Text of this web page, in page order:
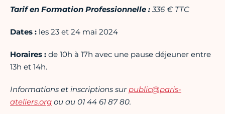
Tarif en Formation Professionnelle :336 € TTC
Dates : les 23 et 24 mai 2024
Horaires : de 10h à 17h avec une pause déjeuner entre
13h et 14h.
Informations et inscriptions surpublic@paris-
ateliers.org ou au 01 44 61 87 80.